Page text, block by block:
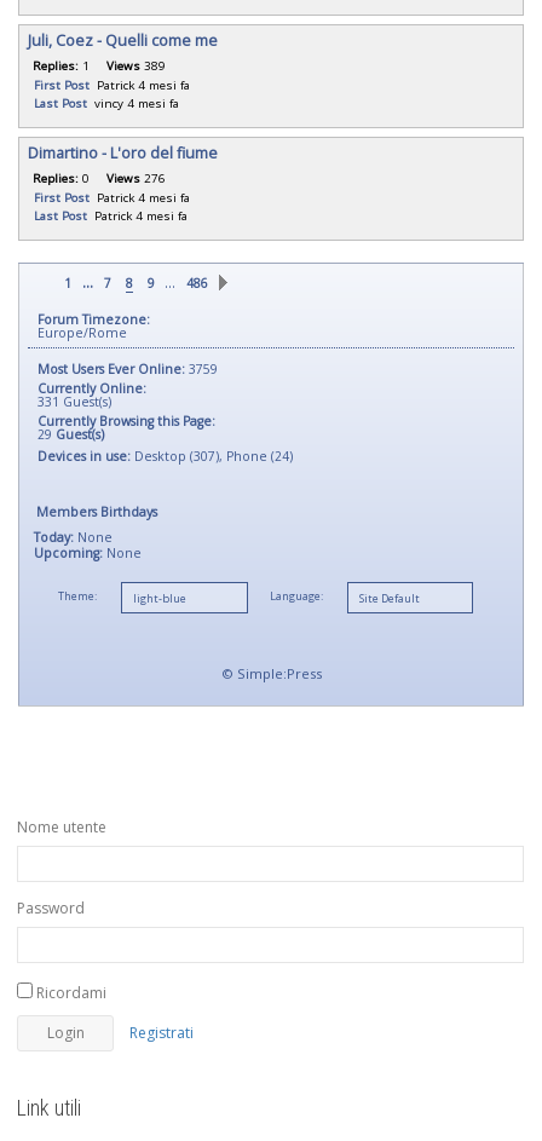
Juli, Coez - Quelli come me
Replies: 1 Views 389
First Post Patrick 4 mesi fa
Last Post vincy 4 mesi fa
Dimartino - L'oro del fiume
Replies: 0 Views 276
First Post Patrick 4 mesi fa
Last Post Patrick 4 mesi fa
1 ... 7 8 9 … 486
Forum Timezone:
Europe/Rome
Most Users Ever Online: 3759
Currently Online:
331 Guest(s)
Currently Browsing this Page:
29 Guest(s)
Devices in use: Desktop (307), Phone (24)
Members Birthdays
Today: None
Upcoming: None
Theme: Language:
© Simple:Press
Nome utente
Password
Ricordami
Registrati
Link utili